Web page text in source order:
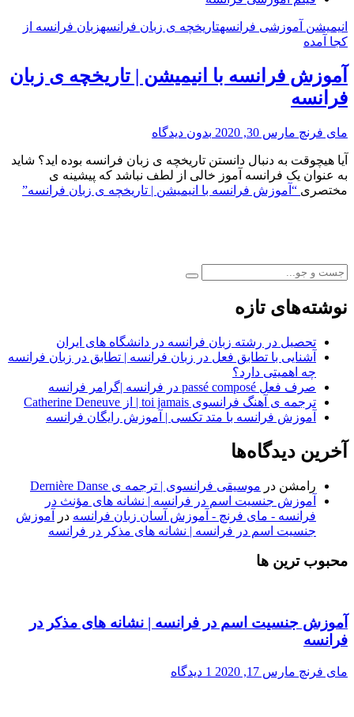
انیمیشن آموزشی فرانسهتاریخچه ی زبان فرانسهزبان فرانسه از
کجا آمده
آموزش فرانسه با انیمیشن | تاریخچه ی زبان
فرانسه
مای فرنچ مارس 30, 2020 بدون دیدگاه
آیا هیچوقت به دنبال دانستن تاریخچه ی زبان فرانسه بوده اید؟ شاید
به عنوان یک فرانسه آموز خالی از لطف نباشد که پیشینه ی
مختصری “آموزش فرانسه با انیمیشن | تاریخچه ی زبان فرانسه”
نوشته‌های تازه
تحصیل در رشته زبان فرانسه در دانشگاه های ایران
آشنایی با تطابق فعل در زبان فرانسه | تطابق در زبان فرانسه
چه اهمیتی دارد؟
صرف فعل passé composé در فرانسه |گرامر فرانسه
ترجمه ی آهنگ فرانسوی toi jamais | از Catherine Deneuve
آموزش فرانسه با متد تکسی | آموزش رایگان فرانسه
آخرین دیدگاه‌ها
رامشن در موسیقی فرانسوی | ترجمه ی Dernière Danse
آموزش جنسیت اسم در فرانسه | نشانه های مؤنث در
فرانسه - مای فرنچ - آموزش آسان زبان فرانسه در
آموزش
جنسیت اسم در فرانسه | نشانه های مذکر در فرانسه
محبوب ترین ها
آموزش جنسیت اسم در فرانسه | نشانه های مذکر در
فرانسه
مای فرنچ مارس 17, 2020 1 دیدگاه